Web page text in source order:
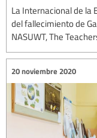
La Internacional de la
del fallecimiento de
NASUWT, The
20 noviembre 2020